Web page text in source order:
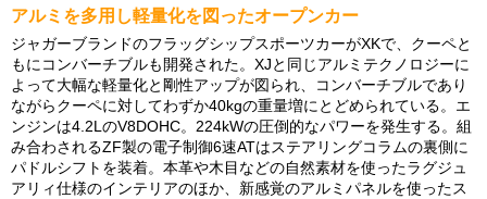
アルミを多用し軽量化を図ったオープンカー
ジャガーブランドのフラッグシップスポーツカーがXKで、クーペと
もにコンバーチブルも開発された。XJと同じアルミテクノロジーに
よって大幅な軽量化と剛性アップが図られ、コンバーチブルであり
ながらクーペに対してわずか40kgの重量増にとどめられている。エ
ンジンは4.2LのV8DOHC。224kWの圧倒的なパワーを発生する。組
み合わされるZF製の電子制御6速ATはステアリングコラムの裏側に
パドルシフトを装着。本革や木目などの自然素材を使ったラグジュ
アリィ仕様のインテリアのほか、新感覚のアルミパネルを使ったス